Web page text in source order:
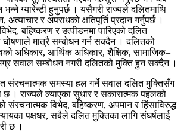
ग्यारेन्टी हुनुपर्छ । यसैगरी राज्यले दलितमाथि
र अपराधको क्षतिपूर्ति प्रदान गर्नुपर्छ ।
बहिष्करण र उत्पीडनमा पारिएको दलित
घोषणाले मात्रै सम्बोधन गर्न सक्दैन । दलितको
अधिकार, आर्थिक अधिकार, शैक्षिक, सामाजिक–
सवाल सम्बोधन नगरी दलितको मुक्ति हुन सक्दैन ।
संरचनात्मक समस्या हल गर्ने सवाल दलित मुक्तिसँग
छ । राज्यले ल्याएका सुधार र सकारात्मक पहलको
संरचनात्मक विभेद, बहिष्करण, अपमान र हिंसाविरुद्ध
पक्षधर, सबैले दलित मुक्तिका लागि संघर्षलाई
छ ।